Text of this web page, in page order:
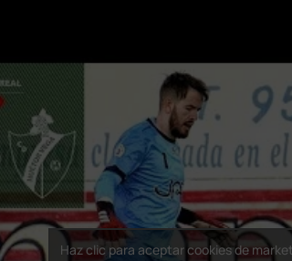
Haz clic para aceptar cookies de